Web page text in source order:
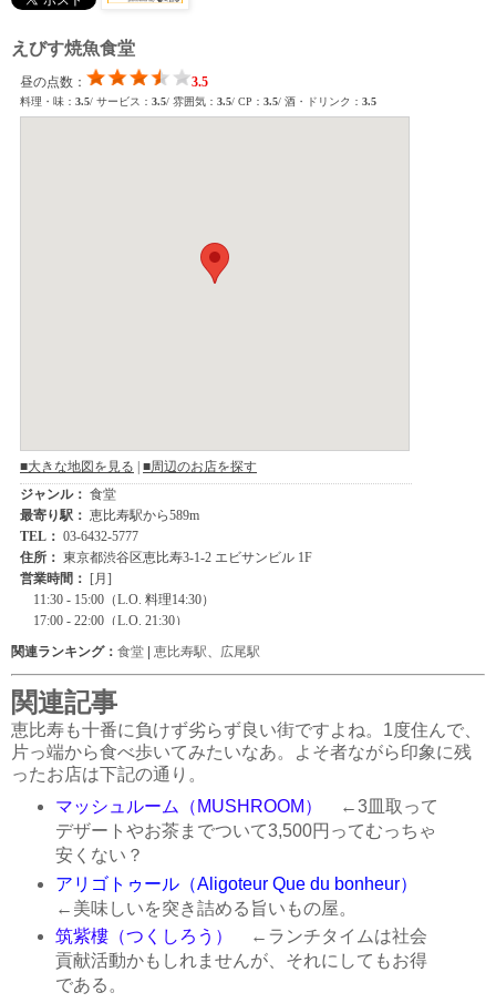
えびす焼魚食堂
関連ランキング： 食堂 | 恵比寿駅 広尾駅
関連記事
恵比寿も十番に負けず劣らず良い街ですよね。1度住んで、
片っ端から食べ歩いてみたいなあ。よそ者ながら印象に残
ったお店は下記の通り。
マッシュルーム（MUSHROOM）
←3皿取って
デザートやお茶までついて3,500円ってむっちゃ
安くない？
アリゴトゥール（Aligoteur Que du bonheur）
←美味しいを突き詰める旨いもの屋。
筑紫樓（つくしろう）
←ランチタイムは社会
貢献活動かもしれませんが、それにしてもお得
である。